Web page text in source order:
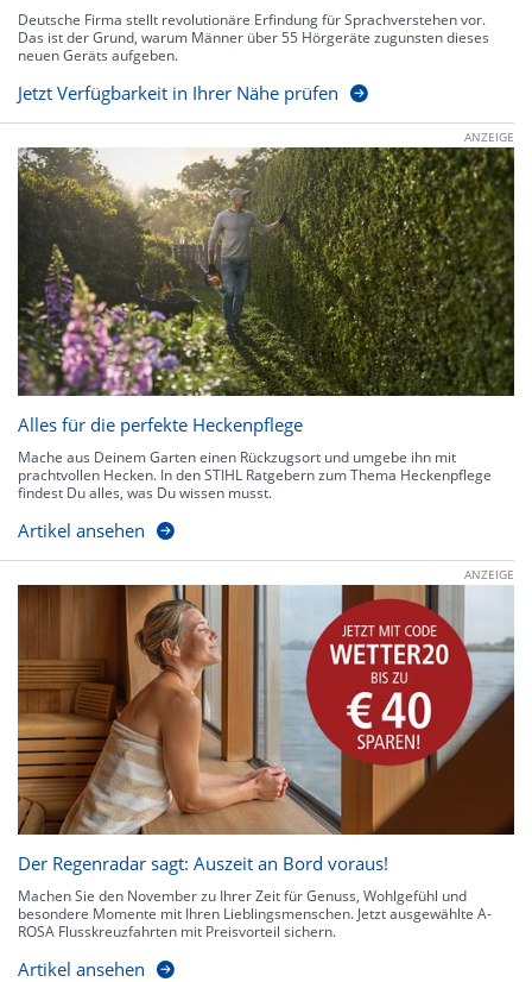
Deutsche Firma stellt revolutionäre Erfindung für Sprachverstehen vor.
Das ist der Grund, warum Männer über 55 Hörgeräte zugunsten dieses
neuen Geräts aufgeben.
Jetzt Verfügbarkeit in Ihrer Nähe prüfen
ANZEIGE
Alles für die perfekte Heckenpflege
Mache aus Deinem Garten einen Rückzugsort und umgebe ihn mit
prachtvollen Hecken. In den STIHL Ratgebern zum Thema Heckenpflege
findest Du alles, was Du wissen musst.
Artikel ansehen
ANZEIGE
Der Regenradar sagt: Auszeit an Bord voraus!
Machen Sie den November zu Ihrer Zeit für Genuss, Wohlgefühl und
besondere Momente mit Ihren Lieblingsmenschen. Jetzt ausgewählte A-
ROSA Flusskreuzfahrten mit Preisvorteil sichern.
Artikel ansehen